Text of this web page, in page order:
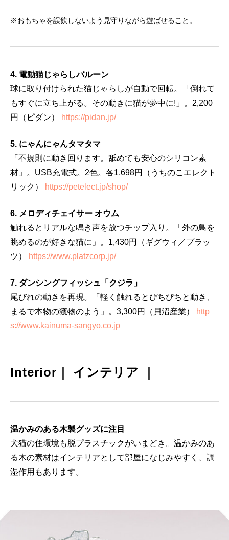
※おもちゃを誤飲しないよう見守りながら遊ばせること。
4. 電動猫じゃらしバルーン
球に取り付けられた猫じゃらしが自動で回転。「倒れて
もすぐに立ち上がる。その動きに猫が夢中に!」。2,200
円（ピダン）
https://pidan.jp/
5. にゃんにゃんタマタマ
「不規則に動き回ります。舐めても安心のシリコン素
材」。USB充電式。2色。各1,698円（うちのこエレクト
リック）
https://petelect.jp/shop/
6. メロディチェイサー オウム
触れるとリアルな鳴き声を放つチップ入り。「外の鳥を
眺めるのが好きな猫に」。1,430円（ギグウィ／プラッ
ツ）
https://www.platzcorp.jp/
7. ダンシングフィッシュ「クジラ」
尾びれの動きを再現。「軽く触れるとぴちぴちと動き、
まるで本物の獲物のよう」。3,300円（貝沼産業）
http
s://www.kainuma-sangyo.co.jp
Interior｜ インテリア ｜
温かみのある木製グッズに注目
犬猫の住環境も脱プラスチックがいまどき。温かみのあ
る木の素材はインテリアとして部屋になじみやすく、調
湿作用もあります。